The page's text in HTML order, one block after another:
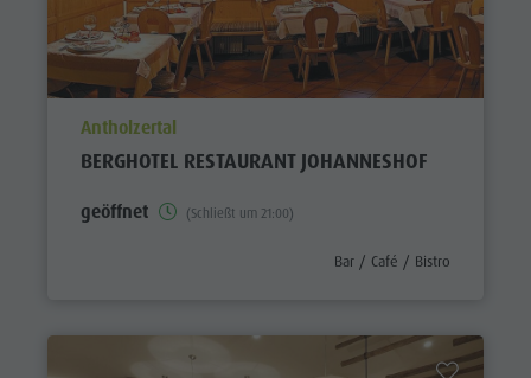
aria.poi_location_prefix
Antholzertal
BERGHOTEL RESTAURANT JOHANNESHOF
geöffnet (Schließt um 21:00)
aria.poi_category_prefix
Bar / Café / Bistro